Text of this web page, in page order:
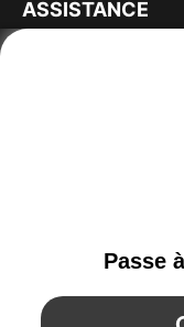
ASSISTANCE
YouTube Twitter